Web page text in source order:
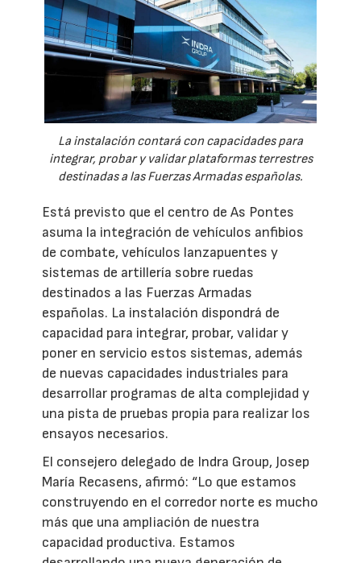
La instalación contará con capacidades para
integrar, probar y validar plataformas terrestres
destinadas a las Fuerzas Armadas españolas.
Está previsto que el centro de As Pontes
asuma la integración de vehículos anfibios
de combate, vehículos lanzapuentes y
sistemas de artillería sobre ruedas
destinados a las Fuerzas Armadas
españolas. La instalación dispondrá de
capacidad para integrar, probar, validar y
poner en servicio estos sistemas, además
de nuevas capacidades industriales para
desarrollar programas de alta complejidad y
una pista de pruebas propia para realizar los
ensayos necesarios.
El consejero delegado de Indra Group, Josep
María Recasens, afirmó: “Lo que estamos
construyendo en el corredor norte es mucho
más que una ampliación de nuestra
capacidad productiva. Estamos